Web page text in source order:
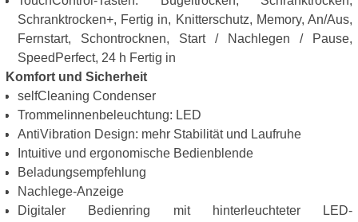
Schranktrocken+, Fertig in, Knitterschutz, Memory, An/Aus,
Fernstart, Schontrocknen, Start / Nachlegen / Pause,
SpeedPerfect, 24 h Fertig in
Komfort und Sicherheit
selfCleaning Condenser
Trommelinnenbeleuchtung: LED
AntiVibration Design: mehr Stabilität und Laufruhe
Intuitive und ergonomische Bedienblende
Beladungsempfehlung
Nachlege-Anzeige
Digitaler Bedienring mit hinterleuchteter LED-